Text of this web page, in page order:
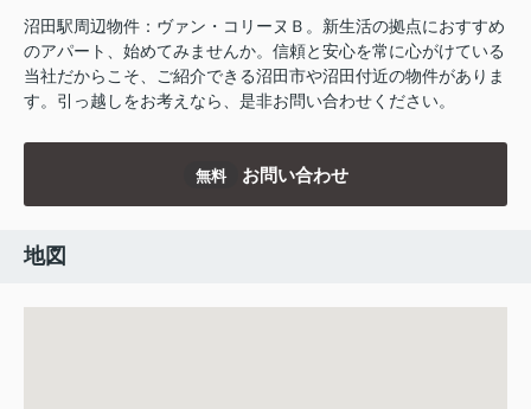
沼田駅周辺物件：ヴァン・コリーヌＢ。新生活の拠点におすすめ
のアパート、始めてみませんか。信頼と安心を常に心がけている
当社だからこそ、ご紹介できる沼田市や沼田付近の物件がありま
す。引っ越しをお考えなら、是非お問い合わせください。
無料 お問い合わせ
地図